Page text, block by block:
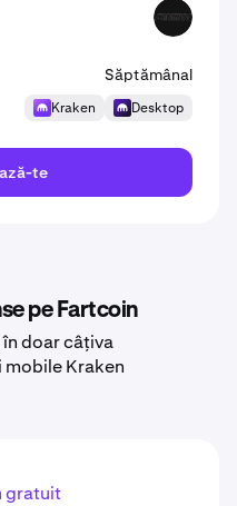
FARTCOIN
Săptămânal
Kraken Desktop
te
pe Fartcoin
doar câțiva
Kraken
gratuit